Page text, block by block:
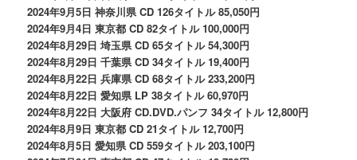
2024年9月5日 神奈川県 CD 126タイトル 85,050円
2024年9月4日 東京都 CD 82タイトル 100,000円
2024年8月29日 埼玉県 CD 65タイトル 54,300円
2024年8月29日 千葉県 CD 34タイトル 19,400円
2024年8月22日 兵庫県 CD 68タイトル 233,200円
2024年8月22日 愛知県 LP 38タイトル 60,970円
2024年8月22日 大阪府 CD.DVD.パンフ 34タイトル 12,800円
2024年8月9日 東京都 CD 21タイトル 12,700円
2024年8月5日 愛知県 CD 559タイトル 203,100円